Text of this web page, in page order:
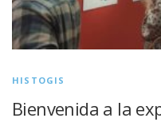
HISTOGIS
Bienvenida a la